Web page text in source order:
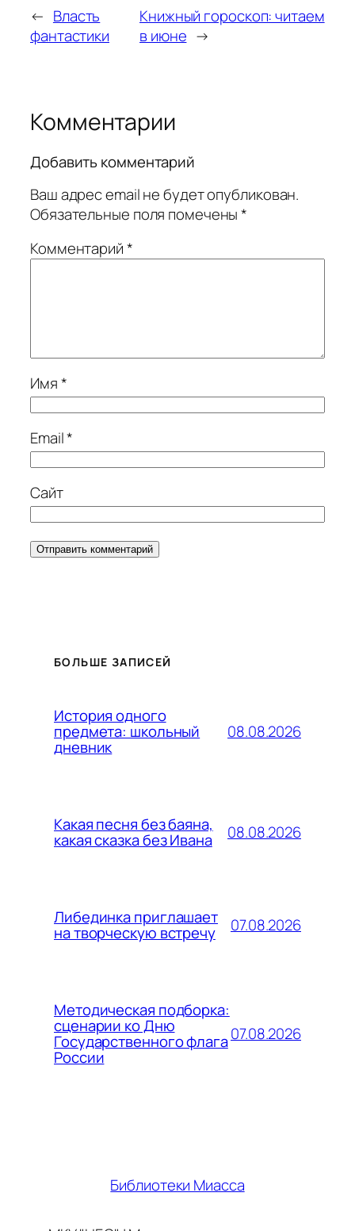
← Власть
фантастики
Книжный гороскоп: читаем
в июне →
Комментарии
Добавить комментарий
Ваш адрес email не будет опубликован.
Обязательные поля помечены*
Комментарий*
Имя*
Email*
Сайт
БОЛЬШЕ ЗАПИСЕЙ
История одного
предмета: школьный
дневник
08.08.2026
Какая песня без баяна,
какая сказка без Ивана 08.08.2026
Либединка приглашает
на творческую встречу 07.08.2026
Методическая подборка:
сценарии ко Дню
Государственного флага
России
07.08.2026
Библиотеки Миасса